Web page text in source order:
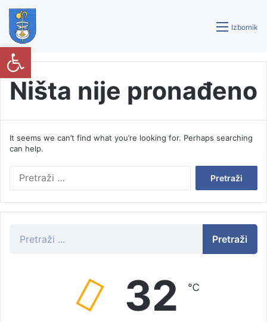
Izbornik
Ništa nije pronađeno
It seems we can’t find what you’re looking for. Perhaps searching
can help.
Pretraži
32 ℃
Open toolbar